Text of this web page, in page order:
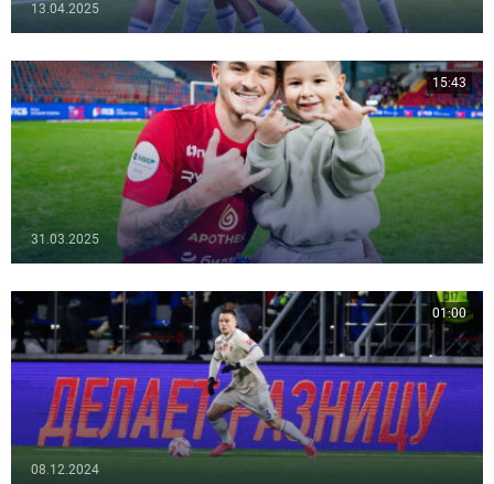
13.04.2025
31.03.2025
15:43
08.12.2024
01:00